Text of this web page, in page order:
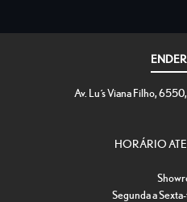
Av. Luís Viana Filho,
HORÁRIO
Segunda a